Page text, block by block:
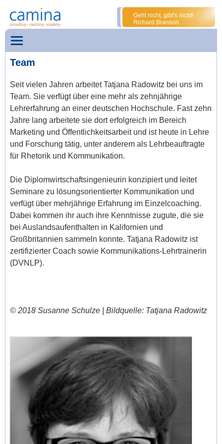
Geht nicht, gibt's nicht!
Richard Branson
Team
Seit vielen Jahren arbeitet Tatjana Radowitz bei uns im
Team. Sie verfügt über eine mehr als zehnjährige
Lehrerfahrung an einer deutschen Hochschule. Fast zehn
Jahre lang arbeitete sie dort erfolgreich im Bereich
Marketing und Öffentlichkeitsarbeit und ist heute in Lehre
und Forschung tätig, unter anderem als Lehrbeauftragte
für Rhetorik und Kommunikation.
Die Diplomwirtschaftsingenieurin konzipiert und leitet
Seminare zu lösungsorientierter Kommunikation und
verfügt über mehrjährige Erfahrung im Einzelcoaching.
Dabei kommen ihr auch ihre Kenntnisse zugute, die sie
bei Auslandsaufenthalten in Kalifornien und
Großbritannien sammeln konnte. Tatjana Radowitz ist
zertifizierter Coach sowie Kommunikations-Lehrtrainerin
(DVNLP).
© 2018 Susanne Schulze | Bildquelle: Tatjana Radowitz